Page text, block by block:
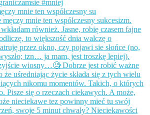
mnie ten współczesny su